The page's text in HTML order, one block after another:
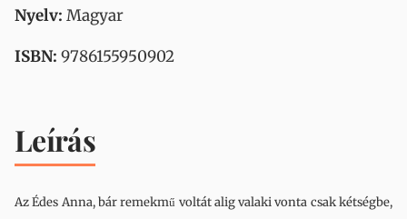
Nyelv: Magyar
ISBN: 9786155950902
Leírás
Az ​Édes Anna, bár remekmű voltát alig valaki vonta csak kétségbe,